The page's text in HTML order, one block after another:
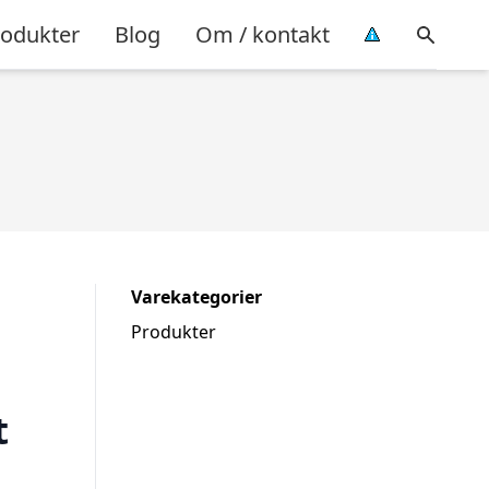
Blog Om / kontakt
Varekategorier
Produkter